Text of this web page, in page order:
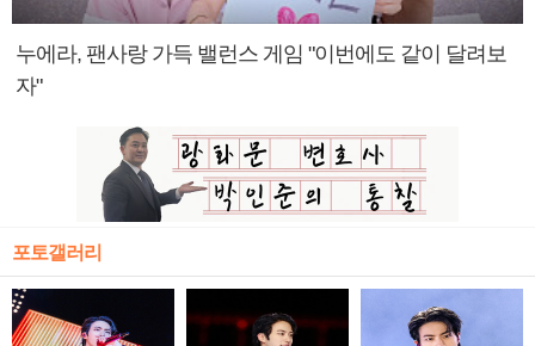
누에라, 팬사랑 가득 밸런스 게임 "이번에도 같이 달려보
자"
포토갤러리